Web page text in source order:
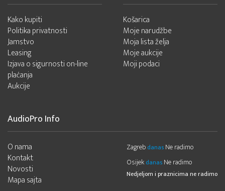
Kako kupiti
Politika privatnosti
Jamstvo
Leasing
Izjava o sigurnosti on-line
plaćanja
Aukcije
Košarica
Moje narudžbe
Moja lista želja
Moje aukcije
Moji podaci
AudioPro Info
O nama
Kontakt
Novosti
Mapa sajta
Zagreb danas Ne radimo
Osijek danas Ne radimo
Nedjeljom i praznicima ne radimo